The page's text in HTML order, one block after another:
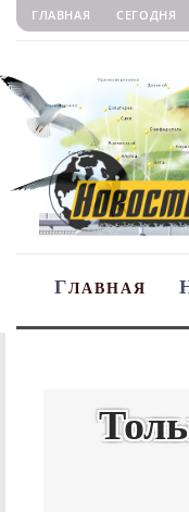
ГЛАВНАЯ СЕГОДНЯ
ГЛАВНАЯ